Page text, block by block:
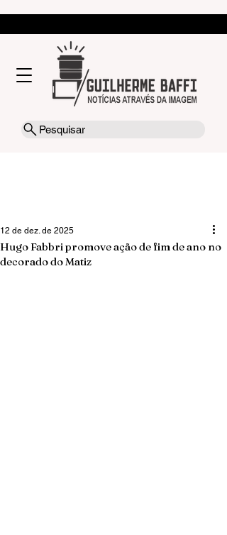
Pesquisar
Hugo Fabbri promove ação de fim de ano no
decorado do Matiz
12 de dez. de 2025